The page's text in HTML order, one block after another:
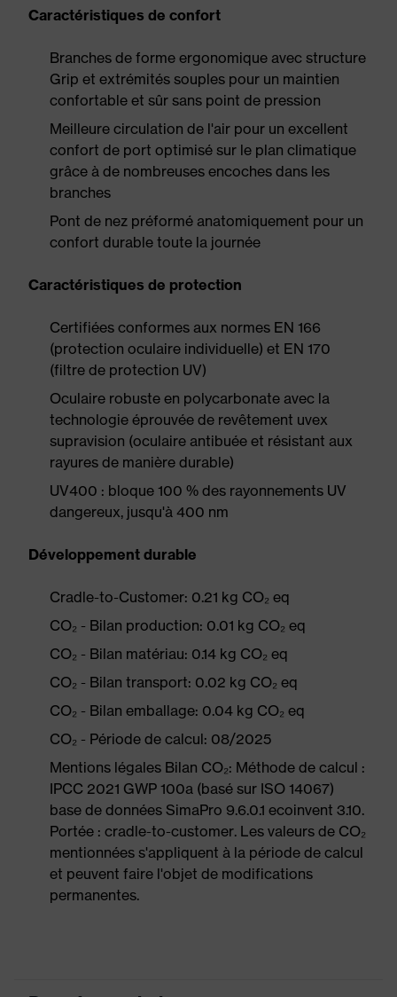
Caractéristiques de confort
Branches de forme ergonomique avec structure
Grip et extrémités souples pour un maintien
confortable et sûr sans point de pression
Meilleure circulation de l'air pour un excellent
confort de port optimisé sur le plan climatique
grâce à de nombreuses encoches dans les
branches
Pont de nez préformé anatomiquement pour un
confort durable toute la journée
Caractéristiques de protection
Certifiées conformes aux normes EN 166
(protection oculaire individuelle) et EN 170
(filtre de protection UV)
Oculaire robuste en polycarbonate avec la
technologie éprouvée de revêtement uvex
supravision (oculaire antibuée et résistant aux
rayures de manière durable)
UV400 : bloque 100 % des rayonnements UV
dangereux, jusqu'à 400 nm
Développement durable
Cradle-to-Customer: 0.21 kg CO₂ eq
CO₂ - Bilan production: 0.01 kg CO₂ eq
CO₂ - Bilan matériau: 0.14 kg CO₂ eq
CO₂ - Bilan transport: 0.02 kg CO₂ eq
CO₂ - Bilan emballage: 0.04 kg CO₂ eq
CO₂ - Période de calcul: 08/2025
Mentions légales Bilan CO₂: Méthode de calcul :
IPCC 2021 GWP 100a (basé sur ISO 14067)
base de données SimaPro 9.6.0.1 ecoinvent 3.10.
Portée : cradle-to-customer. Les valeurs de CO₂
mentionnées s'appliquent à la période de calcul
et peuvent faire l'objet de modifications
permanentes.